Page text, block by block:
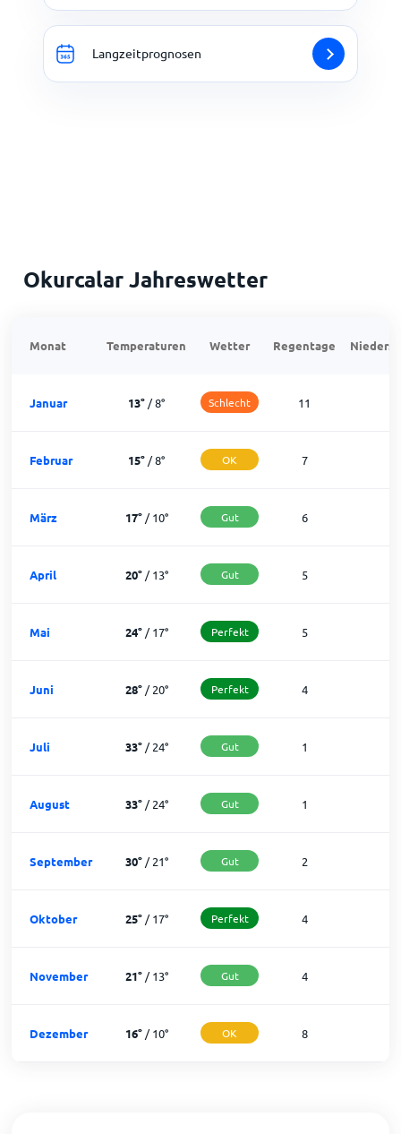
Langzeitprognosen
Okurcalar Jahreswetter
Monat Temperaturen Wetter Regentage
Januar 13° /8° Schlecht 11
Februar 15° /8° OK 7
März 17°/10° Gut 6
April 20°/13° Gut 5
Mai 24°/17° Perfekt 5
Juni 28°/20° Perfekt 4
Juli 33°/24° Gut 1
August 33°/24° Gut 1
September 30°/21° Gut 2
Oktober 25°/17° Perfekt 4
November 21°/13° Gut 4
Dezember 16°/10° OK 8